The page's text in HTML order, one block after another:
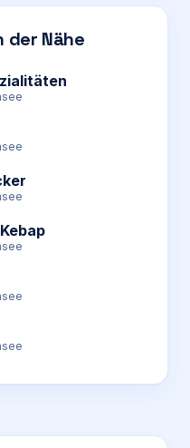
der Nähe